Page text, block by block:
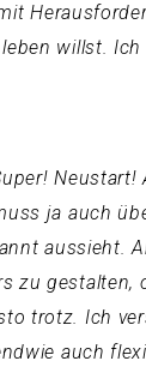
willst. Ich
Neustart!
ja auch
aussieht.
zu gestalten,
trotz. Ich
auch